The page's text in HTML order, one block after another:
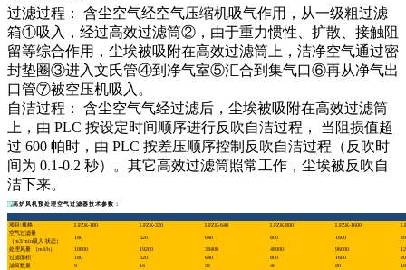
过滤过程： 含尘空气经空气压缩机吸气作用，从一级粗过滤
箱①吸入，经过高效过滤筒②，由于重力惯性、扩散、接触阻
留等综合作用，尘埃被吸附在高效过滤筒上，洁净空气通过密
封垫圈③进入文氏管④到净气室⑤汇合到集气口⑥再从净气出
口管⑦被空压机吸入。
自洁过程： 含尘空气气经过滤后，尘埃被吸附在高效过滤筒
上，由 PLC 按设定时间顺序进行反吹自洁过程， 当阻损值超
过 600 帕时，由 PLC 按差压顺序控制反吹自洁过程（反吹时
间为 0.1-0.2 秒）。其它高效过滤筒照常工作，尘埃被反吹自
洁下来。
高炉风机预处理空气过滤器技术参数：
项目\规格 LFZK-180 LFZK-320 LFZK-640 LFZK-800 LFZK-1600
空气过滤量
180
320 640 800 1600
（m3/min吸入 状态）
处理风量 （m3/h）
10800 19200 38400 48000 96000
过滤面积
180 320 640 800 1600
滤筒数量
9 16 32 40 80